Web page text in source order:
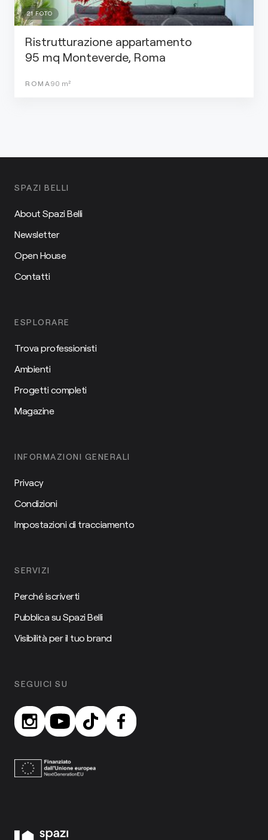
21 FOTO
Ristrutturazione appartamento
95 mq Monteverde, Roma
ROMA 90 m²
SPAZI BELLI
About Spazi Belli
Newsletter
Open House
Contatti
ESPLORARE
Trova professionisti
Ambienti
Progetti completi
Magazine
INFORMAZIONI GENERALI
Privacy
Condizioni
Impostazioni di tracciamento
SERVIZI
Perché iscriverti
Pubblica su Spazi Belli
Visibilità per il tuo brand
SEGUICI SU